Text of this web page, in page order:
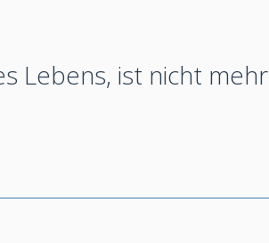
Lebens, ist nicht mehr